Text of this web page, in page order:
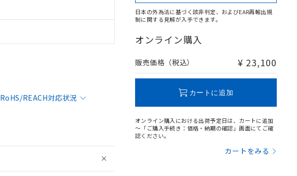
RoHS/REACH対応状況
日本の外為法に基づく該非判定、およびEAR再輸出規
制に関する見解が入手できます。
オンライン購入
販売価格（税込） ¥ 23,100
カートに追加
オンライン購入における出荷予定日は、カートに追加
～「ご購入手続き：価格・納期の確認」画面にてご確
認ください。
カートをみる